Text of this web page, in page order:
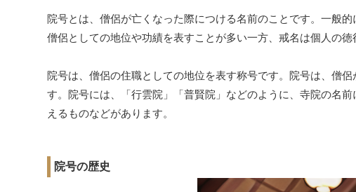
院号とは、僧侶が亡くなった際につける名前のことです。一般的
僧侶としての地位や功績を表すことが多い一方、戒名は個人の徳
院号は、僧侶の住職としての地位を表す称号です。院号は、僧
す。院号には、「行雲院」「普賢院」などのように、寺院の名
えるものなどがあります。
院号の歴史